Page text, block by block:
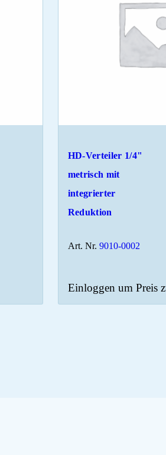
HD-Verteiler 1/4"
metrisch mit
integrierter
Reduktion
Art. Nr. 9010-0002
Einloggen um Preis